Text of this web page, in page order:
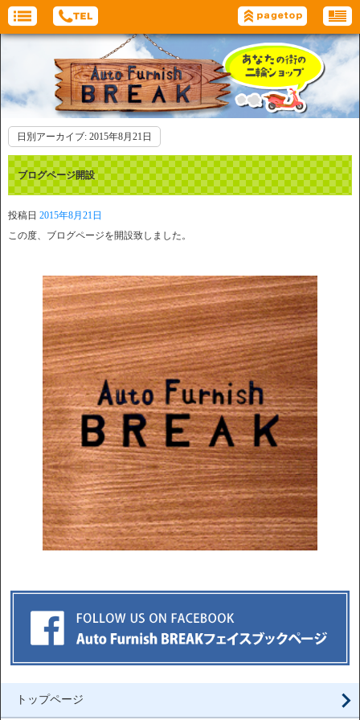
日別アーカイブ: 2015年8月21日
ブログページ開設
投稿日 2015年8月21日
この度、ブログページを開設致しました。
トップページ